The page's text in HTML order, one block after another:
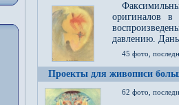
оригиналов
давлению.
45 фото,
Проекты для живописи
62 фото,